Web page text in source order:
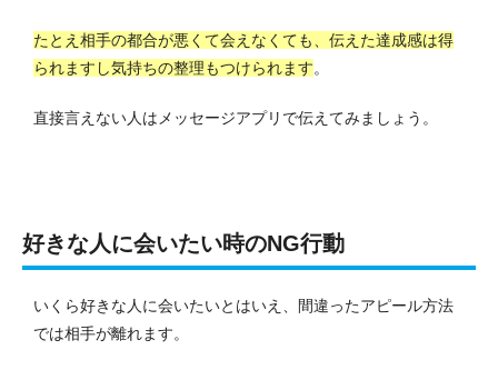
たとえ相手の都合が悪くて会えなくても、伝えた達成感は得
られますし気持ちの整理もつけられます。
直接言えない人はメッセージアプリで伝えてみましょう。
好きな人に会いたい時のNG行動
いくら好きな人に会いたいとはいえ、間違ったアピール方法
では相手が離れます。